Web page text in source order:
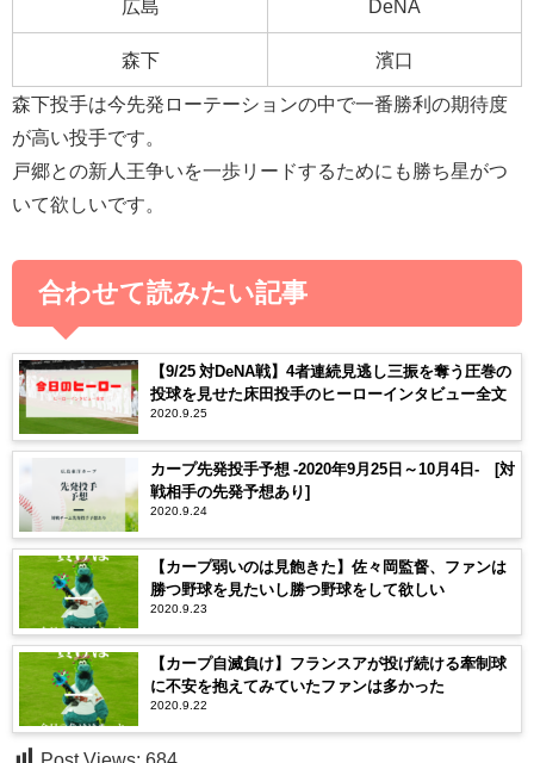
広島 DeNA
森下 濱口
森下投手は今先発ローテーションの中で一番勝利の期待度
が高い投手です。
戸郷との新人王争いを一歩リードするためにも勝ち星がつ
いて欲しいです。
合わせて読みたい記事
【9/25 対DeNA戦】4者連続見逃し三振を奪う圧巻の
投球を見せた床田投手のヒーローインタビュー全文
2020.9.25
カープ先発投手予想 ‐2020年9月25日～10月4日- [対
戦相手の先発予想あり]
2020.9.24
【カープ弱いのは見飽きた】佐々岡監督、ファンは
勝つ野球を見たいし勝つ野球をして欲しい
2020.9.23
【カープ自滅負け】フランスアが投げ続ける牽制球
に不安を抱えてみていたファンは多かった
2020.9.22